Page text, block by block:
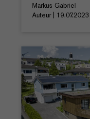
Markus Gabriel
Auteur | 19.07.2023